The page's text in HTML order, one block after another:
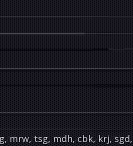
mrw, tsg, mdh, cbk, krj,